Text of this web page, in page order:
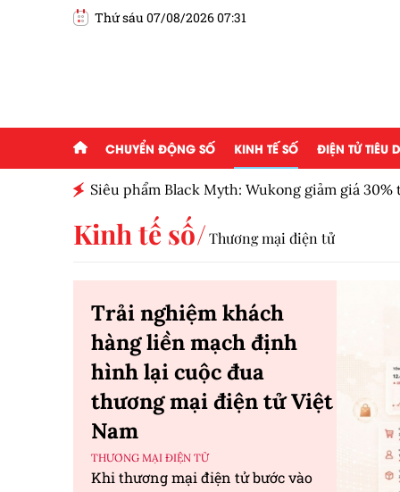
Thứ sáu 07/08/2026 07:31
CHUYỂN ĐỘNG SỐ KINH TẾ SỐ ĐIỆN TỬ TIÊU
Siêu phẩm Black Myth: Wukong giảm giá 30%
Kinh tế số Thương mại điện tử
Trải nghiệm khách
hàng liền mạch định
hình lại cuộc đua
thương mại điện tử Việt
Nam
THƯƠNG MẠI ĐIỆN TỬ
Khi thương mại điện tử bước vào